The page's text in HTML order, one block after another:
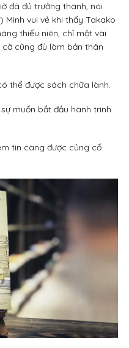
đã đủ trưởng thành, nói
vui vẻ khi thấy Takako
thiếu niên, chỉ một vài
cũng đủ làm bản thân
thể được sách chữa lành.
muốn bắt đầu hành trình
tin càng được củng cố